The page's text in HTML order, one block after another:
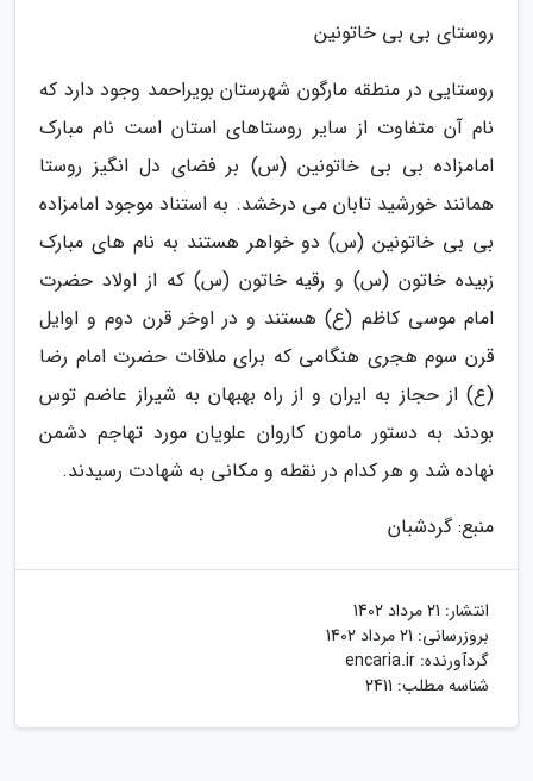
روستای بی بی خاتونین
روستایی در منطقه مارگون شهرستان بویراحمد وجود دارد که
نام آن متفاوت از سایر روستاهای استان است نام مبارک
امامزاده بی بی خاتونین (س) بر فضای دل انگیز روستا
همانند خورشید تابان می درخشد. به استناد موجود امامزاده
بی بی خاتونین (س) دو خواهر هستند به نام های مبارک
زبیده خاتون (س) و رقیه خاتون (س) که از اولاد حضرت
امام موسی کاظم (ع) هستند و در اوخر قرن دوم و اوایل
قرن سوم هجری هنگامی که برای ملاقات حضرت امام رضا
(ع) از حجاز به ایران و از راه بهبهان به شیراز عاضم توس
بودند به دستور مامون کاروان علویان مورد تهاجم دشمن
نهاده شد و هر کدام در نقطه و مکانی به شهادت رسیدند.
منبع: گردشبان
انتشار: 21 مرداد 1402
بروزرسانی: 21 مرداد 1402
گردآورنده: encaria.ir
شناسه مطلب: 2411